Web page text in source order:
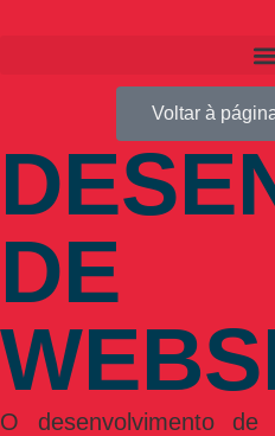
Voltar à
DE
O desenvolvimento